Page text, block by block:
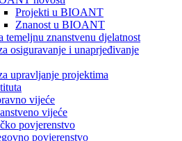
Projekti u BIOANT
Znanost u BIOANT
temeljnu znanstvenu djelatnost
osiguravanje i unaprjeđivanje
upravljanje projektima
vijeće
vijeće
povjerenstvo
povjerenstvo